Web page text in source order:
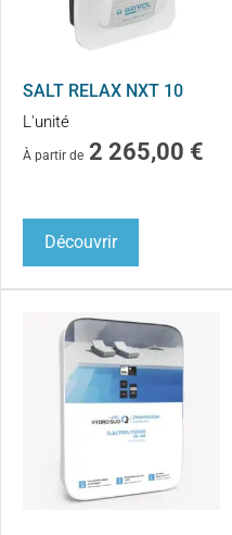
SALT RELAX NXT 10
L'unité
À partir de 2 265,00 €
Découvrir